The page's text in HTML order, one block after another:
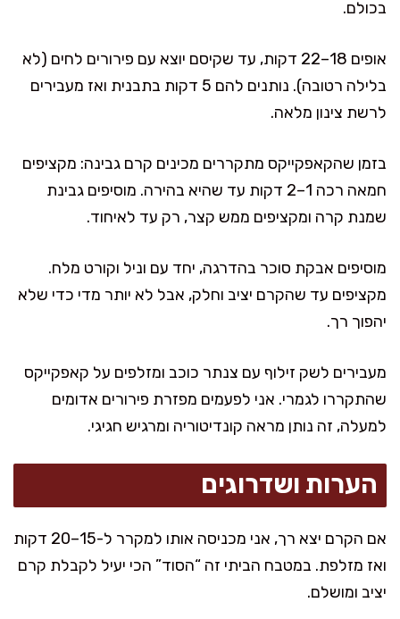
בכולם.
אופים 18–22 דקות, עד שקיסם יוצא עם פירורים לחים (לא
בלילה רטובה). נותנים להם 5 דקות בתבנית ואז מעבירים
לרשת צינון מלאה.
בזמן שהקאפקייקס מתקררים מכינים קרם גבינה: מקציפים
חמאה רכה 1–2 דקות עד שהיא בהירה. מוסיפים גבינת
שמנת קרה ומקציפים ממש קצר, רק עד לאיחוד.
מוסיפים אבקת סוכר בהדרגה, יחד עם וניל וקורט מלח.
מקציפים עד שהקרם יציב וחלק, אבל לא יותר מדי כדי שלא
יהפוך רך.
מעבירים לשק זילוף עם צנתר כוכב ומזלפים על קאפקייקס
שהתקררו לגמרי. אני לפעמים מפזרת פירורים אדומים
למעלה, זה נותן מראה קונדיטוריה ומרגיש חגיגי.
הערות ושדרוגים
אם הקרם יצא רך, אני מכניסה אותו למקרר ל-15–20 דקות
ואז מזלפת. במטבח הביתי זה “הסוד” הכי יעיל לקבלת קרם
יציב ומושלם.